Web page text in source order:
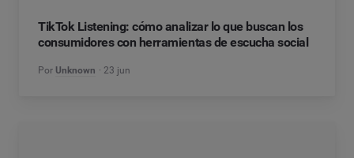
TikTok Listening: cómo analizar lo que buscan los
consumidores con herramientas de escucha social
Por Unknown 23 jun